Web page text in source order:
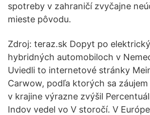
spotreby v zahraničí zvyčajne
mieste pôvodu.
Zdroj: teraz.sk Dopyt po
hybridných automobiloch v
Uviedli to internetové stránky
Carwow, podľa ktorých sa
v krajine výrazne zvýšil
Indov vedel vo V storočí. V